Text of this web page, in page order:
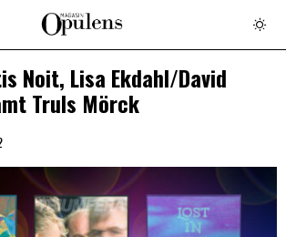
Noit, Lisa Ekdahl/David
Truls Mörck